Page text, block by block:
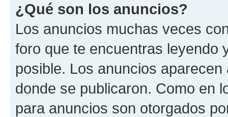
¿Qué son los anuncios?
Los anuncios muchas veces
foro que te encuentras leyendo
posible. Los anuncios
donde se publicaron. Como en
para anuncios son otorgados